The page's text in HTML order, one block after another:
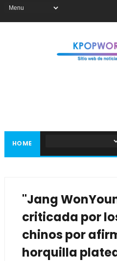
HOME
"Jang
criticada por
chinos por
horquilla